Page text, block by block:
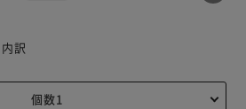
内訳